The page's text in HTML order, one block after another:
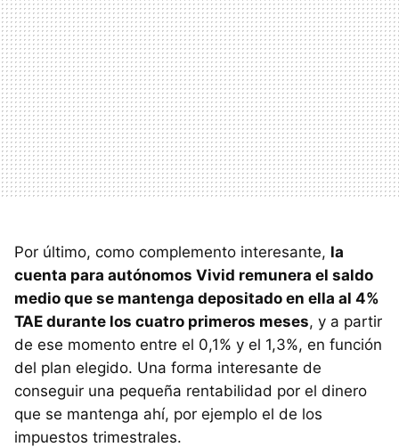
Por último, como complemento interesante, la
cuenta para autónomos Vivid remunera el saldo
medio que se mantenga depositado en ella al 4%
TAE durante los cuatro primeros meses, y a partir
de ese momento entre el 0,1% y el 1,3%, en función
del plan elegido. Una forma interesante de
conseguir una pequeña rentabilidad por el dinero
que se mantenga ahí, por ejemplo el de los
impuestos trimestrales.